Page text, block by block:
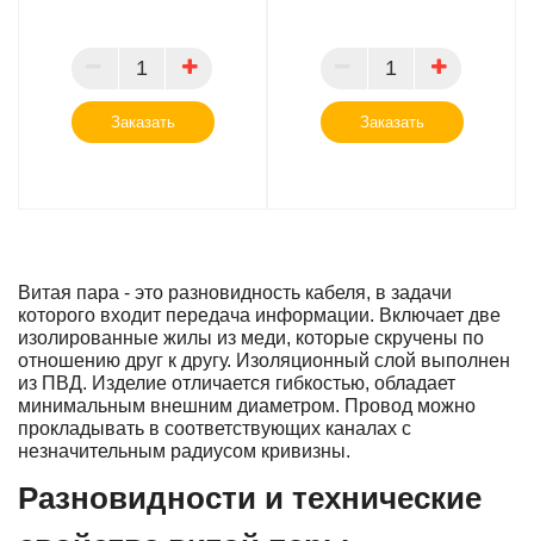
Заказать Заказать
Витая пара - это разновидность кабеля, в задачи
которого входит передача информации. Включает две
изолированные жилы из меди, которые скручены по
отношению друг к другу. Изоляционный слой выполнен
из ПВД. Изделие отличается гибкостью, обладает
минимальным внешним диаметром. Провод можно
прокладывать в соответствующих каналах с
незначительным радиусом кривизны.
Разновидности и технические